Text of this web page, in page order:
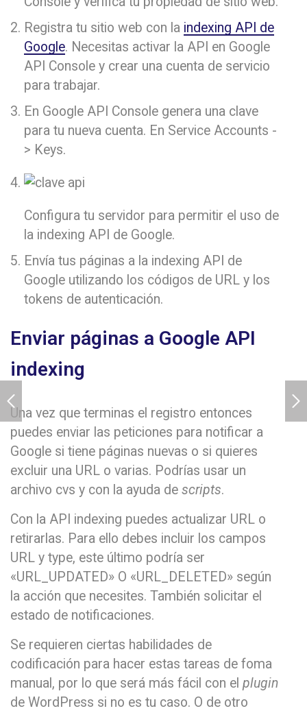
Registra tu sitio web con la indexing API de
Google. Necesitas activar la API en Google
API Console y crear una cuenta de servicio
para trabajar.
En Google API Console genera una clave
para tu nueva cuenta. En Service Accounts -
> Keys.
Configura tu servidor para permitir el uso de
la indexing API de Google.
Envía tus páginas a la indexing API de
Google utilizando los códigos de URL y los
tokens de autenticación.
Enviar páginas a Google API
indexing
Una vez que terminas el registro entonces
puedes enviar las peticiones para notificar a
Google si tiene páginas nuevas o si quieres
excluir una URL o varias. Podrías usar un
archivo cvs y con la ayuda de scripts.
Con la API indexing puedes actualizar URL o
retirarlas. Para ello debes incluir los campos
URL y type, este último podría ser
«URL_UPDATED» O «URL_DELETED» según
la acción que necesites. También solicitar el
estado de notificaciones.
Se requieren ciertas habilidades de
codificación para hacer estas tareas de foma
manual, por lo que será más fácil con el plugin
de WordPress si no es tu caso. O de otro